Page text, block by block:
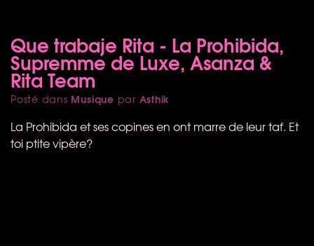
Que trabaje Rita - La Prohibida,
Supremme de Luxe, Asanza &
Rita Team
Posté dans Musique par Asthik
La Prohibida et ses copines en ont marre de leur taf. Et
toi ptite vipère?